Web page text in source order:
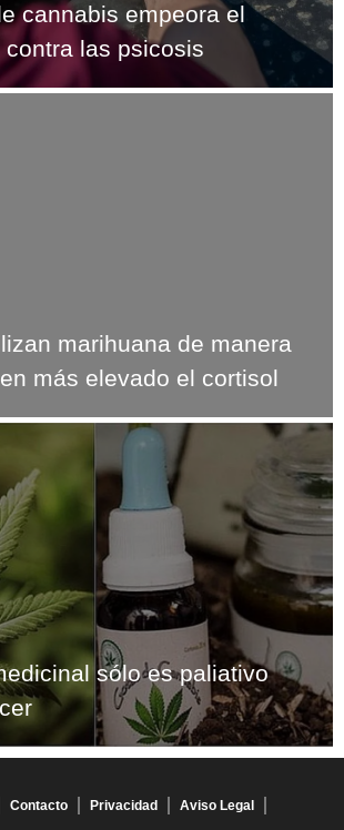
cannabis empeora el
las psicosis
marihuana de manera
más elevado el cortisol
sólo es paliativo
Contacto Privacidad Aviso Legal